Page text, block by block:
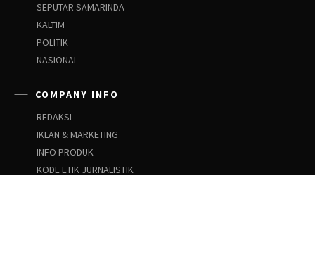
SEPUTAR SAMARINDA
KALTIM
POLITIK
NASIONAL
COMPANY INFO
REDAKSI
IKLAN & MARKETING
INFO PRODUK
KODE ETIK JURNALISTIK